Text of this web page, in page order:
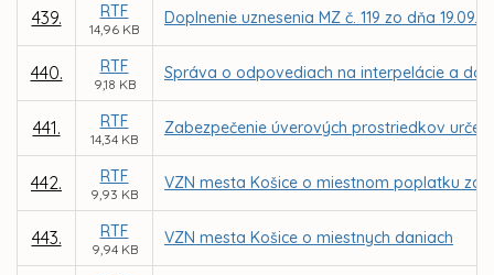
439. RTF
14,96 KB
Doplnenie uznesenia MZ č. 119 zo dňa
440. RTF
9,18 KB
Správa o odpovediach na interpelácie a
441. RTF
14,34 KB
Zabezpečenie úverových prostriedkov
442. RTF
9,93 KB
VZN mesta Košice o miestnom poplatku
443. RTF
9,94 KB
VZN mesta Košice o miestnych daniach